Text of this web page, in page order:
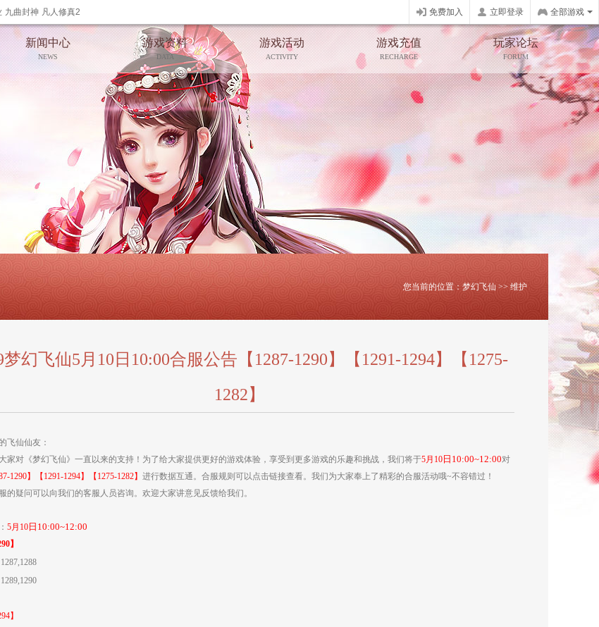
九曲封神 凡人修真2 免费加入 立即登录 全部游戏
新闻中心
NEWS
游戏资料
DATA
游戏活动
ACTIVITY
游戏充值
RECHARGE
玩家论坛
FORUM
您当前的位置： 梦幻飞仙 >> 维护
梦幻飞仙5月10日10:00合服公告【1287-1290】【1291-1294】【1275-
1282】
飞仙仙友：
对《梦幻飞仙》一直以来的支持！为了给大家提供更好的游戏体验，享受到更多游戏的乐趣和挑战，我们将于5月10日10:00~12:00对
1290】【1291-1294】【1275-1282】 进行数据互通。合服规则可以点击链接查看。我们为大家奉上了精彩的合服活动哦~不容错过！
疑问可以向我们的客服人员咨询。欢迎大家讲意见反馈给我们。
5月10日10:00~12:00
】
1287,1288
1289,1290
】